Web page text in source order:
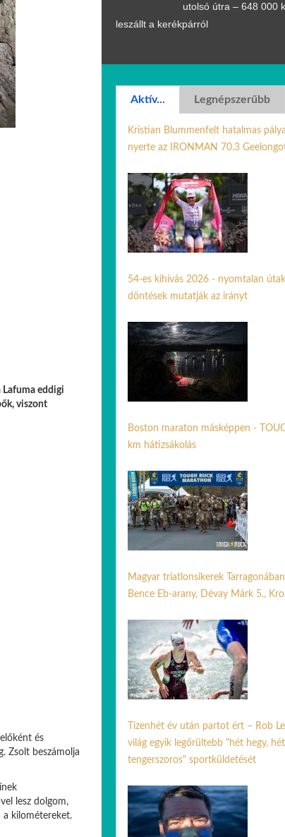
Lafuma eddigi
viszont
és
Zsolt beszámolja
lesz dolgom,
a kilométereket.
utolsó útra – 648 000
leszállt a kerékpárról
Aktív... Legnépszerűbb
Kristian Blummenfelt hatalmas
nyerte az IRONMAN 70.3
54-es kihívás 2026 - nyomtalan
döntések mutatják az irányt
Boston maraton másképpen -
km hátizsákolás
Magyar triatlonsikerek
Bence Eb-arany, Dévay Márk 5.,
Tizenhét év után partot ért – Rob
világ egyik legőrültebb "hét hegy, hét
tengerszoros" sportküldetését